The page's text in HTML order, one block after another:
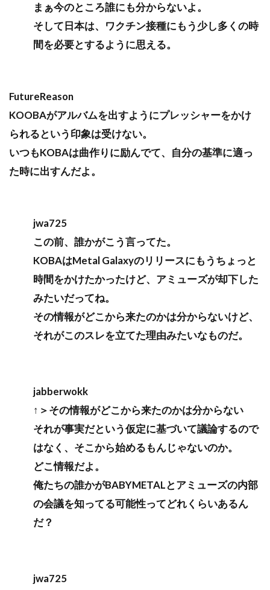
まぁ今のところ誰にも分からないよ。
そして日本は、ワクチン接種にもう少し多くの時
間を必要とするように思える。
FutureReason
KOOBAがアルバムを出すようにプレッシャーをかけ
られるという印象は受けない。
いつもKOBAは曲作りに励んでて、自分の基準に適っ
た時に出すんだよ。
jwa725
この前、誰かがこう言ってた。
KOBAはMetal Galaxyのリリースにもうちょっと
時間をかけたかったけど、アミューズが却下した
みたいだってね。
その情報がどこから来たのかは分からないけど、
それがこのスレを立てた理由みたいなものだ。
jabberwokk
↑＞その情報がどこから来たのかは分からない
それが事実だという仮定に基づいて議論するので
はなく、そこから始めるもんじゃないのか。
どこ情報だよ。
俺たちの誰かがBABYMETALとアミューズの内部
の会議を知ってる可能性ってどれくらいあるん
だ？
jwa725